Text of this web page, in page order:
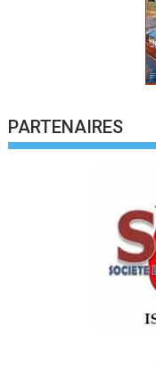
PARTENAIRES